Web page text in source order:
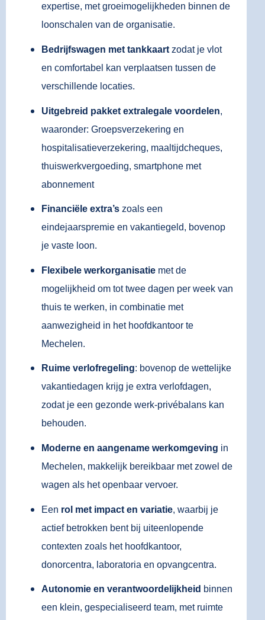
expertise, met groeimogelijkheden binnen de
loonschalen van de organisatie.
Bedrijfswagen met tankkaart zodat je vlot
en comfortabel kan verplaatsen tussen de
verschillende locaties.
Uitgebreid pakket extralegale voordelen,
waaronder: Groepsverzekering en
hospitalisatieverzekering, maaltijdcheques,
thuiswerkvergoeding, smartphone met
abonnement
Financiële extra’s zoals een
eindejaarspremie en vakantiegeld, bovenop
je vaste loon.
Flexibele werkorganisatie met de
mogelijkheid om tot twee dagen per week van
thuis te werken, in combinatie met
aanwezigheid in het hoofdkantoor te
Mechelen.
Ruime verlofregeling: bovenop de wettelijke
vakantiedagen krijg je extra verlofdagen,
zodat je een gezonde werk-privébalans kan
behouden.
Moderne en aangename werkomgeving in
Mechelen, makkelijk bereikbaar met zowel de
wagen als het openbaar vervoer.
Een rol met impact en variatie, waarbij je
actief betrokken bent bij uiteenlopende
contexten zoals het hoofdkantoor,
donorcentra, laboratoria en opvangcentra.
Autonomie en verantwoordelijkheid binnen
een klein, gespecialiseerd team, met ruimte